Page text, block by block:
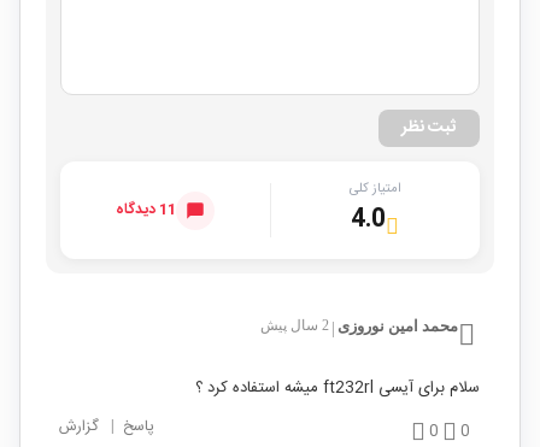
ثبت نظر
امتیاز کلی
4.0 11 دیدگاه
محمد امین نوروزی 2 سال پیش
سلام برای آیسی ft232rl میشه استفاده کرد ؟
0
0 پاسخ | گزارش